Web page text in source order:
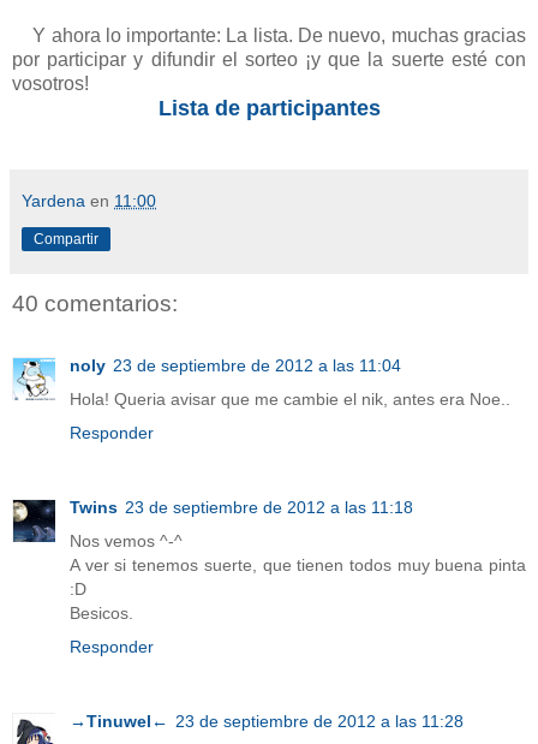
Y ahora lo importante: La lista. De nuevo, muchas gracias
por participar y difundir el sorteo ¡y que la suerte esté con
vosotros!
Lista de participantes
Yardena en 11:00
Compartir
40 comentarios:
noly 23 de septiembre de 2012 a las 11:04
Hola! Queria avisar que me cambie el nik, antes era Noe..
Responder
Twins 23 de septiembre de 2012 a las 11:18
Nos vemos ^-^
A ver si tenemos suerte, que tienen todos muy buena pinta
:D
Besicos.
Responder
→Tinuwel← 23 de septiembre de 2012 a las 11:28